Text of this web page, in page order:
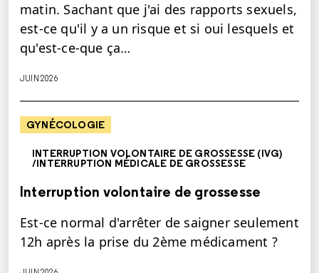
matin. Sachant que j'ai des rapports sexuels,
est-ce qu'il y a un risque et si oui lesquels et
qu'est-ce-que ça…
JUIN 2026
GYNÉCOLOGIE
INTERRUPTION VOLONTAIRE DE GROSSESSE (IVG)
/INTERRUPTION MÉDICALE DE GROSSESSE
Interruption volontaire de grossesse
Est-ce normal d'arrêter de saigner seulement
12h après la prise du 2ème médicament ?